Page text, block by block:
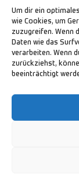
Um dir ein
wie Cookies, um
zuzugreifen. Wenn
Daten wie das
verarbeiten. Wenn
zurückziehst,
beeinträchtigt
eingerichtet
aktiven Tag.
23
aber
Alle
sowie